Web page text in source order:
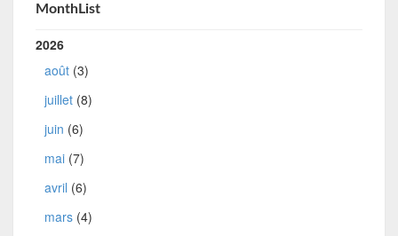
MonthList
2026
août (3)
juillet (8)
juin (6)
mai (7)
avril (6)
mars (4)